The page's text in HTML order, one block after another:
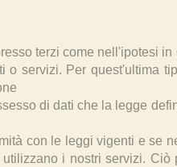
terzi come nell'ipotesi
o servizi. Per quest'ultima
di dati che la legge
con le leggi vigenti e se
i nostri servizi. Ciò